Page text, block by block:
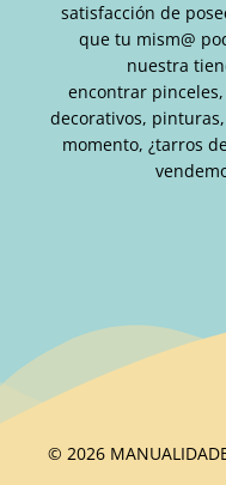
satisfacción de
que tu mism@
nuestra
encontrar
decorativos,
momento, ¿tarros
© 2026